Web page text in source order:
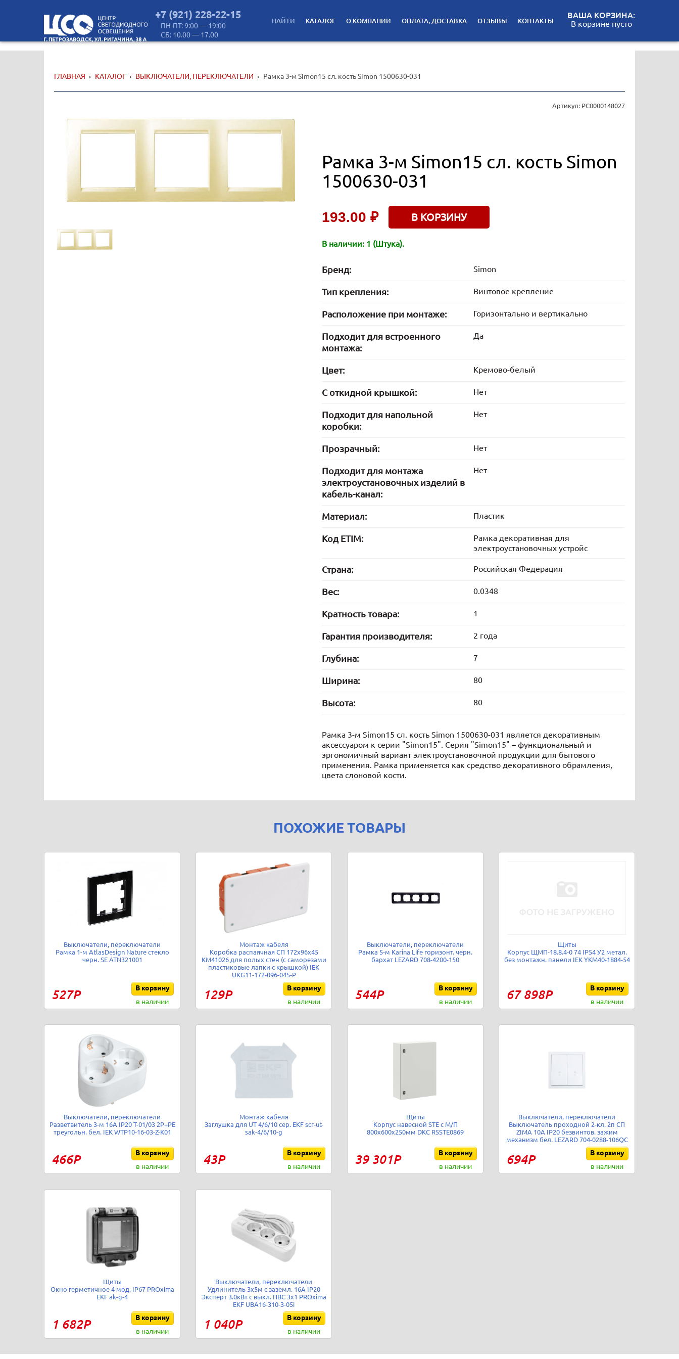
+7 (921) 228-22-15
ПН-ПТ: 9:00 — 19:00
СБ: 10.00 — 17.00
НАЙТИ КАТАЛОГ О КОМПАНИИ ОПЛАТА, ДОСТАВКА ОТЗЫВЫ КОНТАКТЫ
ВАША КОРЗИНА:
В корзине пусто
ГЛАВНАЯ КАТАЛОГ ВЫКЛЮЧАТЕЛИ, ПЕРЕКЛЮЧАТЕЛИ Рамка 3-м Simon15 сл. кость Simon 1500630-031
Артикул: РС0000148027
Рамка 3-м Simon15 сл. кость Simon
1500630-031
193.00 ₽ В КОРЗИНУ
В наличии: 1 (Штука).
Бренд: Simon
Тип крепления: Винтовое крепление
Расположение при монтаже: Горизонтально и вертикально
Подходит для встроенного
монтажа:
Да
Цвет: Кремово-белый
С откидной крышкой: Нет
Подходит для напольной
коробки:
Нет
Прозрачный: Нет
Подходит для монтажа
электроустановочных изделий в
кабель-канал:
Нет
Материал: Пластик
Код ETIM:
Рамка декоративная для
электроустановочных устройс
Страна: Российская Федерация
Вес: 0.0348
Кратность товара: 1
Гарантия производителя: 2 года
Глубина: 7
Ширина: 80
Высота: 80
Рамка 3-м Simon15 сл. кость Simon 1500630-031 является декоративным
аксессуаром к серии "Simon15". Серия "Simon15" – функциональный и
эргономичный вариант электроустановочной продукции для бытового
применения. Рамка применяется как средство декоративного обрамления,
цвета слоновой кости.
ПОХОЖИЕ ТОВАРЫ
Выключатели, переключатели
Рамка 1-м AtlasDesign Nature стекло
черн. SE ATN321001
527Р
В корзину
в наличии
Монтаж кабеля
Коробка распаячная СП 172х96х45
КМ41026 для полых стен (с саморезами
пластиковые лапки с крышкой) IEK
UKG11-172-096-045-P
129Р
В корзину
в наличии
Выключатели, переключатели
Рамка 5-м Karina Life горизонт. черн.
бархат LEZARD 708-4200-150
544Р
В корзину
в наличии
Щиты
Корпус ЩМП-18.8.4-0 74 IP54 У2 метал.
без монтажн. панели IEK YKM40-1884-54
67 898Р
В корзину
в наличии
Выключатели, переключатели
Разветвитель 3-м 16А IP20 Т-01/03 2P+PE
треугольн. бел. IEK WTP10-16-03-Z-K01
466Р
В корзину
в наличии
Монтаж кабеля
Заглушка для UT 4/6/10 сер. EKF scr-ut-
sak-4/6/10-g
43Р
В корзину
в наличии
Щиты
Корпус навесной STE с М/П
800х600х250мм DKC R5STE0869
39 301Р
В корзину
в наличии
Выключатели, переключатели
Выключатель проходной 2-кл. 2п СП
ZIMA 10А IP20 безвинтов. зажим
механизм бел. LEZARD 704-0288-106QC
694Р
В корзину
в наличии
Щиты
Окно герметичное 4 мод. IP67 PROxima
EKF ak-g-4
1 682Р
В корзину
в наличии
Выключатели, переключатели
Удлинитель 3х5м с заземл. 16А IP20
Эксперт 3.0кВт с выкл. ПВС 3х1 PROxima
EKF UBA16-310-3-05i
1 040Р
В корзину
в наличии